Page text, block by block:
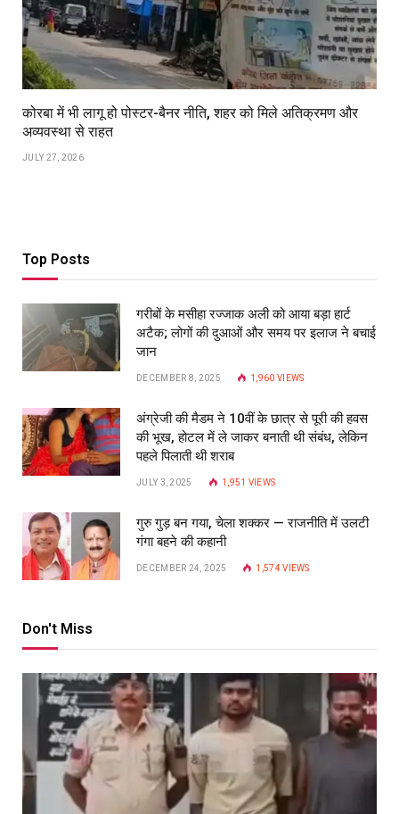
कोरबा में भी लागू हो पोस्टर-बैनर नीति, शहर को मिले अतिक्रमण और
अव्यवस्था से राहत
JULY 27, 2026
Top Posts
गरीबों के मसीहा रज्‍जाक अली को आया बड़ा हार्ट
अटैक; लोगों की दुआओं और समय पर इलाज ने बचाई
जान
DECEMBER 8, 2025 1,960 VIEWS
अंग्रेजी की मैडम ने 10वीं के छात्र से पूरी की हवस
की भूख, होटल में ले जाकर बनाती थी संबंध, लेकिन
पहले पिलाती थी शराब
JULY 3, 2025 1,951 VIEWS
गुरु गुड़ बन गया, चेला शक्कर — राजनीति में उलटी
गंगा बहने की कहानी
DECEMBER 24, 2025 1,574VIEWS
Don't Miss